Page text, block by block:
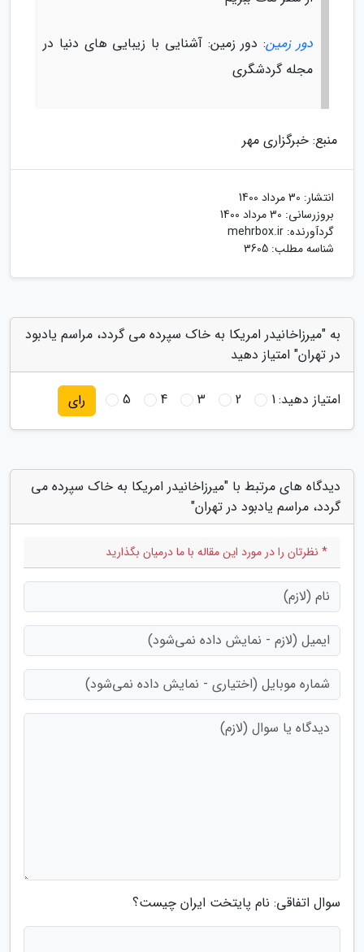
دور زمین: دور زمین: آشنایی با زیبایی های دنیا در
مجله گردشگری
منبع: خبرگزاری مهر
انتشار: 30 مرداد 1400
بروزرسانی: 30 مرداد 1400
گردآورنده: mehrbox.ir
شناسه مطلب: 3605
به "میرزاخانیدر امریکا به خاک سپرده می گردد، مراسم یادبود
در تهران" امتیاز دهید
امتیاز دهید:1
2
3
4
5 رای
دیدگاه های مرتبط با "میرزاخانیدر امریکا به خاک سپرده می
گردد، مراسم یادبود در تهران"
* نظرتان را در مورد این مقاله با ما درمیان بگذارید
سوال اتفاقی: نام پایتخت ایران چیست؟